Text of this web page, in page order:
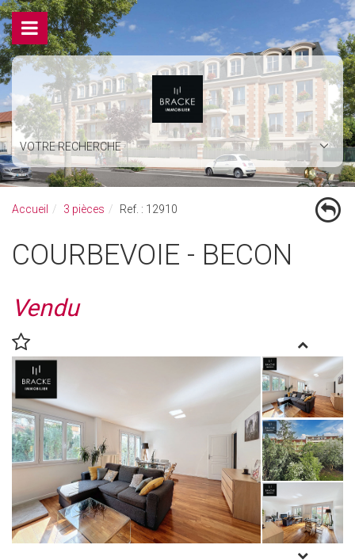
VOTRE RECHERCHE
Accueil 3 pièces Ref. : 12910
COURBEVOIE - BECON
Vendu